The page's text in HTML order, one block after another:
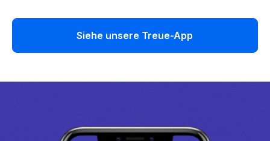
Siehe unsere Treue-App